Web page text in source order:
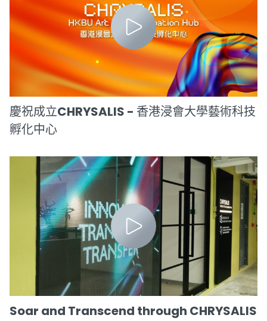
慶祝成立CHRYSALIS - 香港浸會大學藝術科技
孵化中心
Soar and Transcend through CHRYSALIS